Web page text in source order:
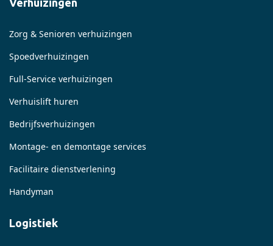
Verhuizingen
Zorg & Senioren verhuizingen
Spoedverhuizingen
Full-Service verhuizingen
Verhuislift huren
Bedrijfsverhuizingen
Montage- en demontage services
Facilitaire dienstverlening
Handyman
Logistiek